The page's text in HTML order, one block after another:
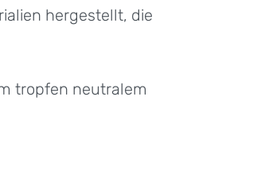
hergestellt, die
tropfen neutralem